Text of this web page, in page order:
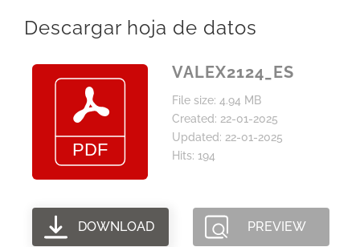
Descargar hoja de datos
VALEX2124_ES
File size: 4.94 MB
Created: 22-01-2025
Updated: 22-01-2025
Hits: 194
DOWNLOAD PREVIEW